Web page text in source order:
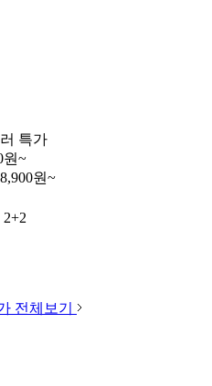
특가
원~
원~
전체보기